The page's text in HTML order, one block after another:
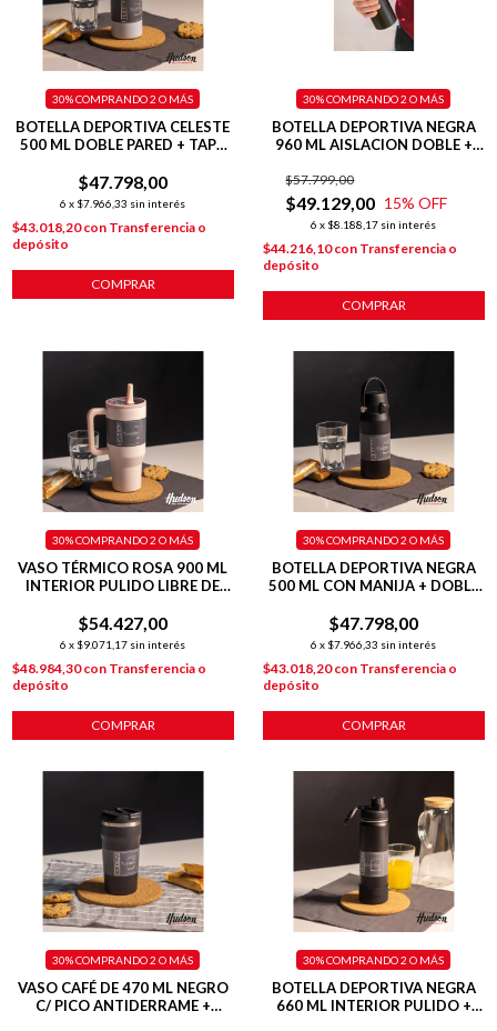
BOTELLA DEPORTIVA CELESTE
500 ML DOBLE PARED + TAPA
$47.798,00
6 x $7.966,33 sin interés
30%COMPRANDO 2 O MÁS
$43.018,20con Transferencia o
depósito
COMPRAR
BOTELLA DEPORTIVA NEGRA
960 ML AISLACION DOBLE +
$49.129,00
$57.799,00
15% OFF
6 x $8.188,17 sin interés
30%COMPRANDO 2 O MÁS
$44.216,10con Transferencia o
depósito
COMPRAR
VASO TÉRMICO ROSA 900 ML
INTERIOR PULIDO LIBRE DE
$54.427,00
6 x $9.071,17 sin interés
30%COMPRANDO 2 O MÁS
$48.984,30con Transferencia o
depósito
COMPRAR
BOTELLA DEPORTIVA NEGRA
500 ML CON MANIJA + DOBLE
$47.798,00
6 x $7.966,33 sin interés
30%COMPRANDO 2 O MÁS
$43.018,20con Transferencia o
depósito
COMPRAR
VASO CAFÉ DE 470 ML NEGRO
C/ PICO ANTIDERRAME +
30%COMPRANDO 2 O MÁS
BOTELLA DEPORTIVA NEGRA
660 ML INTERIOR PULIDO +
30%COMPRANDO 2 O MÁS